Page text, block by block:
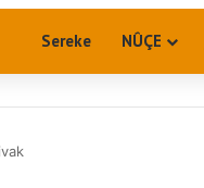
Sereke NÛÇE